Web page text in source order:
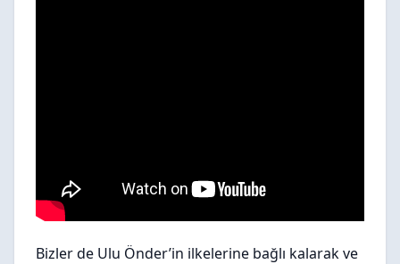
Bizler de Ulu Önder’in ilkelerine bağlı kalarak ve